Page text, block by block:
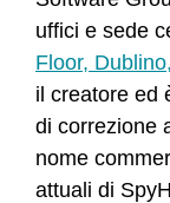
uffici e sede
Floor,
il creatore ed
di correzione
nome
attuali di